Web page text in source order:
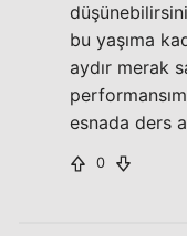
bu yaşıma
aydır merak
esnada ders
0